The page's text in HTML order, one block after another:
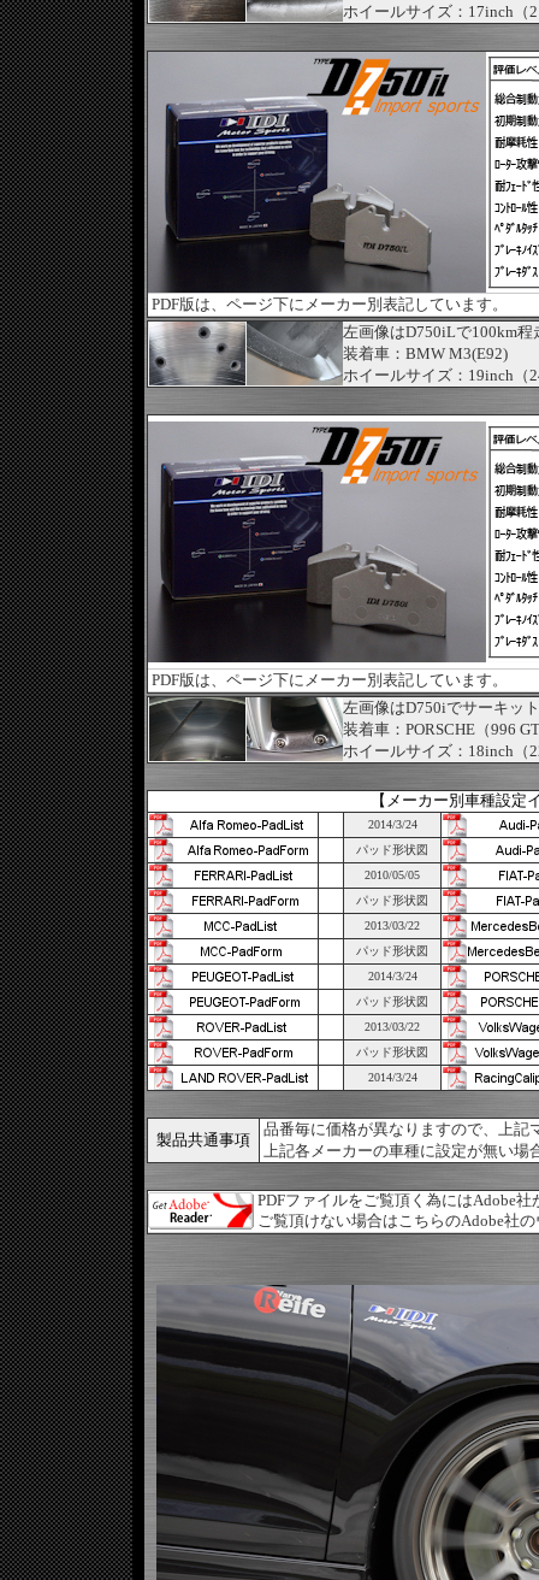
ホイールサイズ：17inch（
PDF版は、ページ下にメーカー別表記しています。
左画像はD750iLで100km
装着車：BMW M3(E92)
ホイールサイズ：19inch（
PDF版は、ページ下にメーカー別表記しています。
左画像はD750iでサーキッ
装着車：PORSCHE（996
ホイールサイズ：18inch（
【メーカー別車種設定
2014/3/24
パッド形状図
2010/05/05
パッド形状図
2013/03/22
パッド形状図
2014/3/24
パッド形状図
2013/03/22
パッド形状図
2014/3/24
製品共通事項
品番毎に価格が異なりますので、上記
上記各メーカーの車種に設定が無い場
PDFファイルをご覧頂く為にはAdobe
ご覧頂けない場合はこちらのAdobe社